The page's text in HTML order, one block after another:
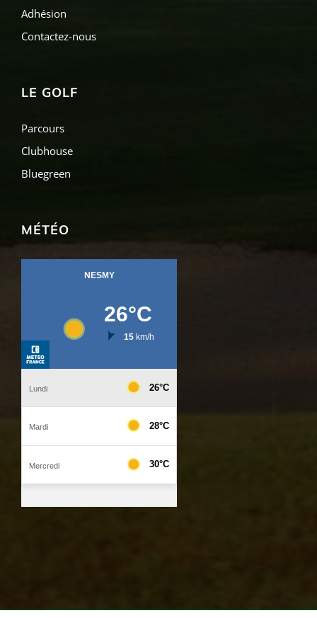
Adhésion
Contactez-nous
LE GOLF
Parcours
Clubhouse
Bluegreen
MÉTÉO